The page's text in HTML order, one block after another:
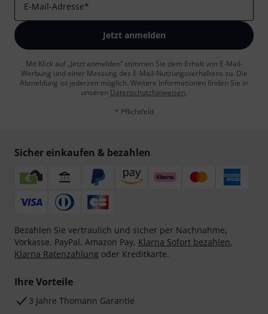
E-Mail-Adresse*
Jetzt anmelden
Mit Klick auf „Jetzt anmelden“ stimmen Sie dem Erhalt von E-Mail-
Werbung und einer Messung des E-Mail-Nutzungsverhaltens zu. Die
Abmeldung ist jederzeit möglich. Weitere Informationen finden Sie in
unseren Datenschutzhinweisen.
* Pflichtfeld
Sicher einkaufen & bezahlen
Bezahlen Sie vertraulich und sicher per Nachnahme,
Vorkasse, PayPal, Amazon Pay, Klarna Sofort bezahlen,
Klarna Ratenzahlung oder Kreditkarte.
Ihre Vorteile
3 Jahre Thomann Garantie